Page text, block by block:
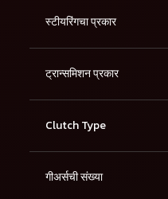
स्टीयरिंगचा प्रकार
ट्रान्समिशन प्रकार
Clutch Type
गीअर्सची संख्या